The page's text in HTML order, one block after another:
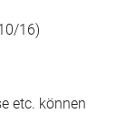
16)
etc. können